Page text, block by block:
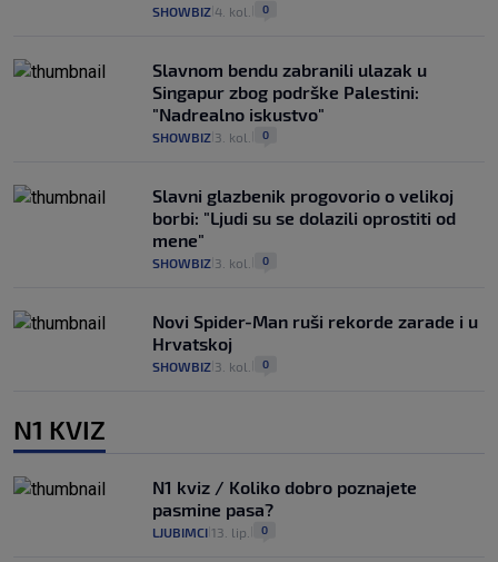
SHOWBIZ 4. kol. 0
Slavnom bendu zabranili ulazak u
Singapur zbog podrške Palestini:
"Nadrealno iskustvo"
SHOWBIZ 3. kol. 0
Slavni glazbenik progovorio o velikoj
borbi: "Ljudi su se dolazili oprostiti od
mene"
SHOWBIZ 3. kol. 0
Novi Spider-Man ruši rekorde zarade i u
Hrvatskoj
SHOWBIZ 3. kol. 0
N1 KVIZ
N1 kviz / Koliko dobro poznajete
pasmine pasa?
LJUBIMCI 13. lip. 0